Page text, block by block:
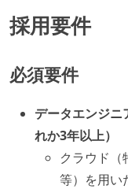
採用要件
必須要件
データエンジニ
れか3年以上）
クラウド（
等）を用い